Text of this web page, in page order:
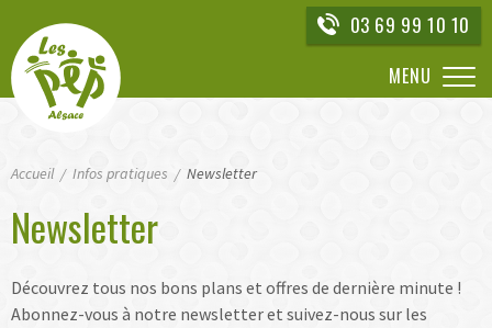
directement
à
navigation
directement
contenu
03 69 99 10 10
MENU
Accueil Infos pratiques Newsletter
Newsletter
Découvrez tous nos bons plans et offres de dernière minute !
Abonnez-vous à notre newsletter et suivez-nous sur les